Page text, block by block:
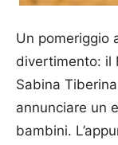
Un pomeriggio
divertimento: il
Sabina
annunciare un
bambini.